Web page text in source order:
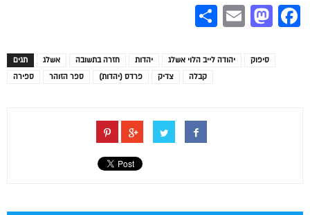
Facebook
Mastodon
Email
תגים אשלג חזרה בתשובה יהדות יהודה לייב הלוי אשלג
סיפוק
ספירה
ספר הזוהר פרדס (יהדות) צדיק קבלה